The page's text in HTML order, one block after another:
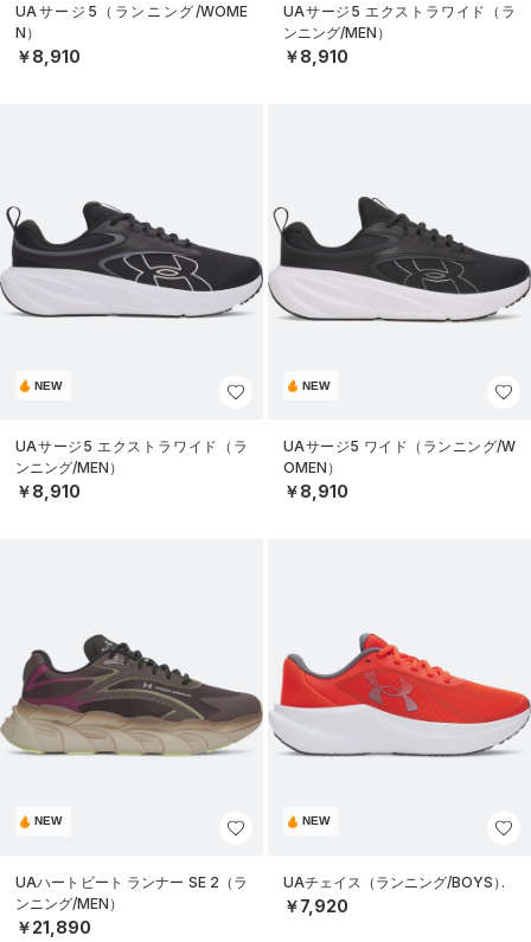
UAサージ5（ランニング/WOME
N）
￥8,910
UAサージ5 エクストラワイド（ラ
ンニング/MEN）
￥8,910
NEW
UAサージ5 エクストラワイド（ラ
ンニング/MEN）
￥8,910
NEW
UAサージ5 ワイド（ランニング/W
OMEN）
￥8,910
NEW
UAハートビート ランナー SE 2（ラ
ンニング/MEN）
￥21,890
NEW
UAチェイス（ランニング/BOYS）
￥7,920